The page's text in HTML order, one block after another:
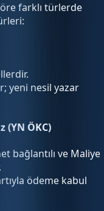
farklı türlerde
yeni nesil yazar
(YN ÖKC)
bağlantılı ve Maliye
ödeme kabul